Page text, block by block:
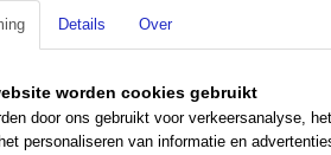
gegarandeerd nooit. Dragonfly
Hengelaars kunnen Dragonfly-
verzenden met de mobiele
app brengt het Dragonfly-
maar u kunt sonarbeelden ook
online met vrienden te delen.
Details Over
worden cookies gebruikt
door ons gebruikt voor verkeersanalyse,
personaliseren van informatie en